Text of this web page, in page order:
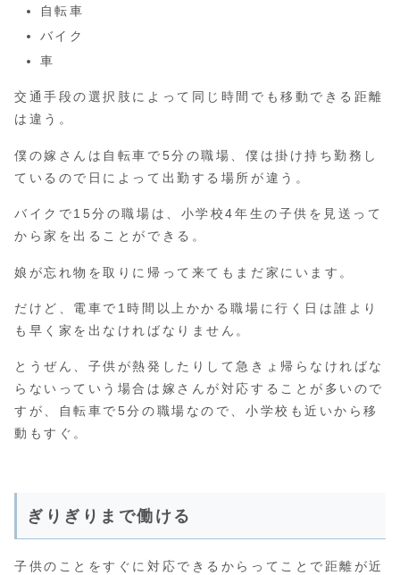
自転車
バイク
車
交通手段の選択肢によって同じ時間でも移動できる距離
は違う。
僕の嫁さんは自転車で5分の職場、僕は掛け持ち勤務し
ているので日によって出勤する場所が違う。
バイクで15分の職場は、小学校4年生の子供を見送って
から家を出ることができる。
娘が忘れ物を取りに帰って来てもまだ家にいます。
だけど、電車で1時間以上かかる職場に行く日は誰より
も早く家を出なければなりません。
とうぜん、子供が熱発したりして急きょ帰らなければな
らないっていう場合は嫁さんが対応することが多いので
すが、自転車で5分の職場なので、小学校も近いから移
動もすぐ。
ぎりぎりまで働ける
子供のことをすぐに対応できるからってことで距離が近